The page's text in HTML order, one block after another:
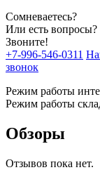
Сомневаетесь?
Или есть вопросы?
Звоните!
+7-996-546-0311
звонок
Режим работы
Режим работы
Обзоры
Отзывов пока нет.